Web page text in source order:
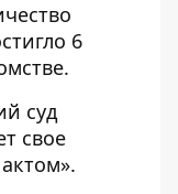
6
суд
свое